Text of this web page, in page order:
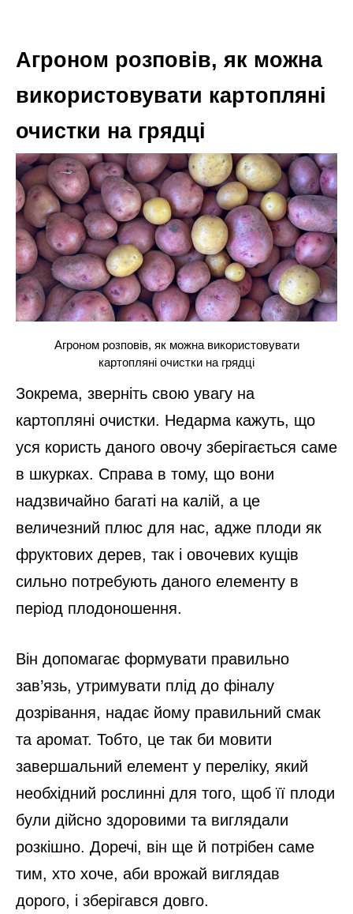
Агроном розповів, як можна
використовувати картопляні
очистки на грядці
Агроном розповів, як можна використовувати
картопляні очистки на грядці
Зокрема, зверніть свою увагу на
картопляні очистки. Недарма кажуть, що
уся користь даного овочу зберігається саме
в шкурках. Справа в тому, що вони
надзвичайно багаті на калій, а це
величезний плюс для нас, адже плоди як
фруктових дерев, так і овочевих кущів
сильно потребують даного елементу в
період плодоношення.
Він допомагає формувати правильно
зав’язь, утримувати плід до фіналу
дозрівання, надає йому правильний смак
та аромат. Тобто, це так би мовити
завершальний елемент у переліку, який
необхідний рослинні для того, щоб її плоди
були дійсно здоровими та виглядали
розкішно. Доречі, він ще й потрібен саме
тим, хто хоче, аби врожай виглядав
дорого, і зберігався довго.